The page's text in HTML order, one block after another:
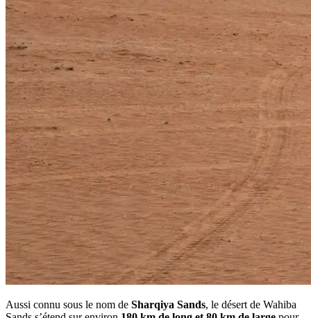
Aussi connu sous le nom de Sharqiya Sands, le désert de Wahiba